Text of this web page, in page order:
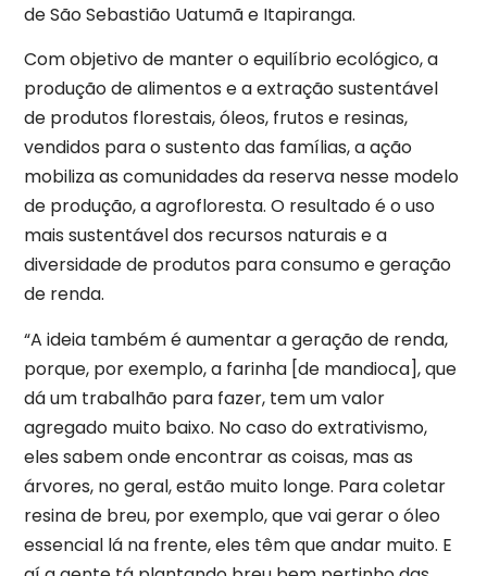
de São Sebastião Uatumã e Itapiranga.
Com objetivo de manter o equilíbrio ecológico, a
produção de alimentos e a extração sustentável
de produtos florestais, óleos, frutos e resinas,
vendidos para o sustento das famílias, a ação
mobiliza as comunidades da reserva nesse modelo
de produção, a agrofloresta. O resultado é o uso
mais sustentável dos recursos naturais e a
diversidade de produtos para consumo e geração
de renda.
“A ideia também é aumentar a geração de renda,
porque, por exemplo, a farinha [de mandioca], que
dá um trabalhão para fazer, tem um valor
agregado muito baixo. No caso do extrativismo,
eles sabem onde encontrar as coisas, mas as
árvores, no geral, estão muito longe. Para coletar
resina de breu, por exemplo, que vai gerar o óleo
essencial lá na frente, eles têm que andar muito. E